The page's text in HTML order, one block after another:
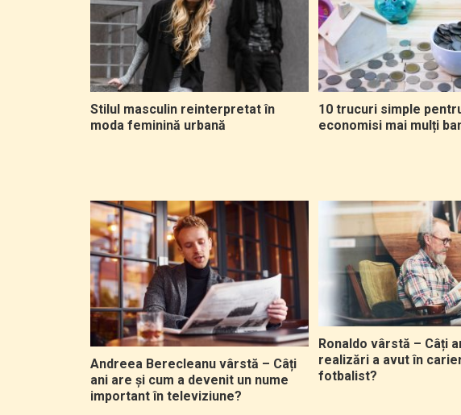
Stilul masculin reinterpretat în
moda feminină urbană
10 trucuri simple
economisi mai mulți
Andreea Berecleanu vârstă – Câți
ani are și cum a devenit un nume
important în televiziune?
Ronaldo vârstă – Câți
realizări a avut în
fotbalist?